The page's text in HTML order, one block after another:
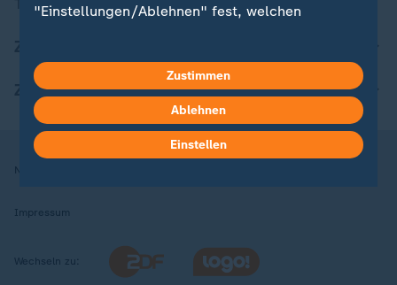
Themen im Überblick
ZDFheute Apps
Nutzungsbedingungen
Impressum
Wechseln zu:
"Einstellungen/Ablehnen" fest, welchen
kannst du jederzeit mit Wirkung für die Zukunft
in deinen Einstellungen widerrufen oder ändern.
Hier findest du das Impressum.
Weitere Informationen findest du in unserer
Zustimmen
Ablehnen
Einstellen